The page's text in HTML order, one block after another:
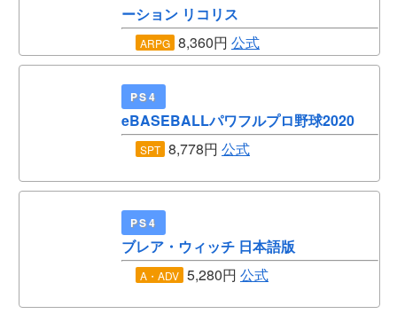
ーション リコリス
ARPG 8,360円 公式
PS4
eBASEBALLパワフルプロ野球2020
SPT 8,778円 公式
PS4
ブレア・ウィッチ 日本語版
A・ADV 5,280円 公式